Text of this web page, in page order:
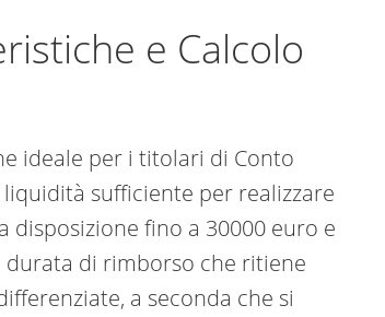
e Calcolo
ideale per i titolari di Conto
sufficiente per realizzare
fino a 30000 euro e
durata di rimborso che ritiene
a seconda che si